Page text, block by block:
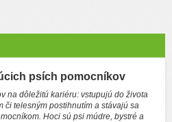
psích pomocníkov
na dôležitú kariéru: vstupujú do života
či telesným postihnutím a stávajú sa
Hoci sú psi múdre, bystré a